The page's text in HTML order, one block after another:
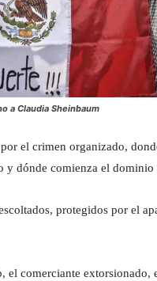
a Claudia Sheinbaum
el crimen organizado,
y dónde comienza el dominio
protegidos por el
el comerciante extorsionado,